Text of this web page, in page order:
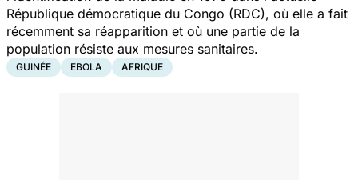
République démocratique du Congo (RDC), où elle a fait
récemment sa réapparition et où une partie de la
population résiste aux mesures sanitaires.
GUINÉE EBOLA AFRIQUE